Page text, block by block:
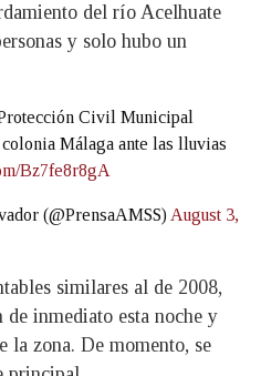
del río Acelhuate
y solo hubo un
Civil Municipal
Málaga ante las lluvias
Bz7fe8r8gA
(@PrensaAMSS) August 3,
similares al de 2008,
de inmediato esta noche y
la zona. De momento, se